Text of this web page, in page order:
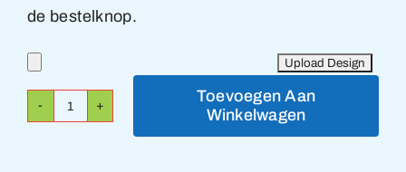
de bestelknop.
Embleem
Toevoegen Aan
Winkelwagen